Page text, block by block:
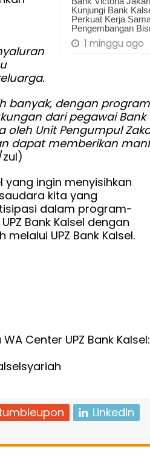
Kunjungi Bank
Perkuat Kerja
Pengembangan
1 minggu ago
banyak, dengan
dari pegawai Bank
oleh Unit Pengumpul
dapat memberikan
yang ingin menyisihkan
kita yang
dalam program-
Bank Kalsel dengan
UPZ Bank Kalsel.
Center UPZ Bank Kalsel:
LinkedIn